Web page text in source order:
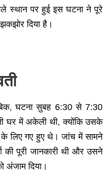
स्थान पर हुई इस घटना ने पूरे
दिया है।
घटना सुबह 6:30 से 7:30
घर में अकेली थी, क्योंकि उसके
के लिए गए हुए थे। जांच में सामने
की पूरी जानकारी थी और उसने
अंजाम दिया।